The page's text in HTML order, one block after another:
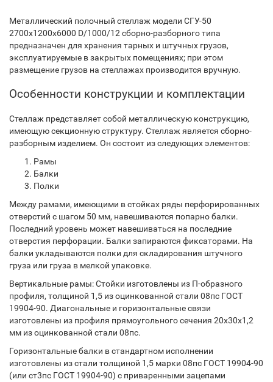
Металлический полочный стеллаж модели СГУ-50
2700х1200х6000 D/1000/12 сборно-разборного типа
предназначен для хранения тарных и штучных грузов,
эксплуатируемые в закрытых помещениях; при этом
размещение грузов на стеллажах производится вручную.
Особенности конструкции и комплектации
Стеллаж представляет собой металлическую конструкцию,
имеющую секционную структуру. Стеллаж является сборно-
разборным изделием. Он состоит из следующих элементов:
Рамы
Балки
Полки
Между рамами, имеющими в стойках ряды перфорированных
отверстий с шагом 50 мм, навешиваются попарно балки.
Последний уровень может навешиваться на последние
отверстия перфорации. Балки запираются фиксаторами. На
балки укладываются полки для складирования штучного
груза или груза в мелкой упаковке.
Вертикальные рамы: Стойки изготовлены из П-образного
профиля, толщиной 1,5 из оцинкованной стали 08пс ГОСТ
19904-90. Диагональные и горизонтальные связи
изготовлены из профиля прямоугольного сечения 20х30х1,2
мм из оцинкованной стали 08пс.
Горизонтальные балки в стандартном исполнении
изготовлены из стали толщиной 1,5 марки 08пс ГОСТ 19904-90
(или ст3пс ГОСТ 19904-90) с приваренными зацепами